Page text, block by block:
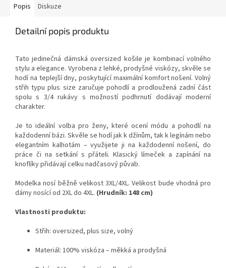
Popis Diskuze
Detailní popis produktu
Tato jedinečná dámská oversized košile je kombinací volného
stylu a elegance. Vyrobena z lehké, prodyšné viskózy, skvěle se
hodí na teplejší dny, poskytující maximální komfort nošení. Volný
střih typu plus size zaručuje pohodlí a prodloužená zadní část
spolu s 3/4 rukávy s možností podhrnutí dodávají moderní
charakter.
Je to ideální volba pro ženy, které ocení módu a pohodlí na
každodenní bázi. Skvěle se hodí jak k džínům, tak k legínám nebo
elegantním kalhotám – využijete ji na každodenní nošení, do
práce či na setkání s přáteli. Klasický límeček a zapínání na
knoflíky přidávají celku nadčasový půvab.
Modelka nosí běžně velikost 3XL/4XL. Velikost bude vhodná pro
dámy nosící od 2XL do 4XL. (Hrudník: 148 cm)
Vlastnosti produktu:
Střih: oversized, plus size, volný
Materiál: 100% viskóza – měkká a prodyšná